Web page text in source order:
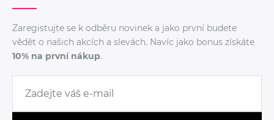
Zaregistujte se k odběru novinek a jako první budete
vědět o našich akcích a slevách. Navíc jako bonus získáte
10% na první nákup.